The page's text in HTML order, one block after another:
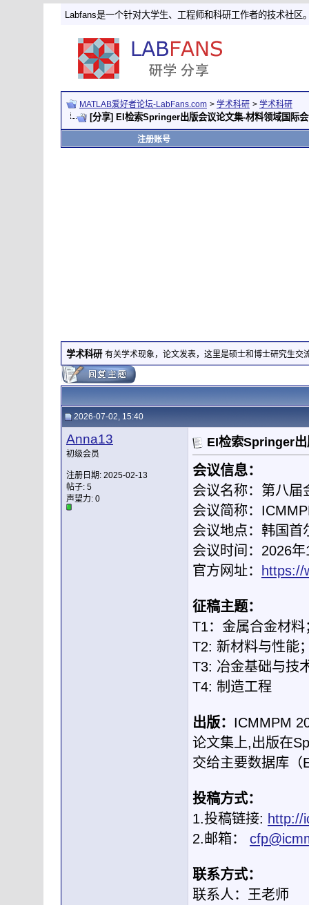
Labfans是一个针对大学生、工程师和科研工作者的技术社区
MATLAB爱好者论坛-LabFans.com > 学术科研 > 学术科研
[分享] EI检索Springer出版会议论文集-材料领域国际
注册账号
学术科研 有关学术现象，论文发表，这里是硕士和博士研究生交
2026-07-02, 15:40
Anna13
初级会员
注册日期: 2025-02-13
帖子: 5
声望力: 0
EI检索Springer
会议信息：
会议名称：第八届
会议简称：
会议地点：韩国首
会议时间：2026
官方网址：
https://
征稿主题：
T1：金属合金材料
T2: 新材料与性能
T3: 冶金基础与技
T4: 制造工程
出版： ICMMPM
论文集上,出版在
交给主要数据库（
投稿方式：
1.投稿链接: http://
2.邮箱：
联系方式：
联系人：王老师